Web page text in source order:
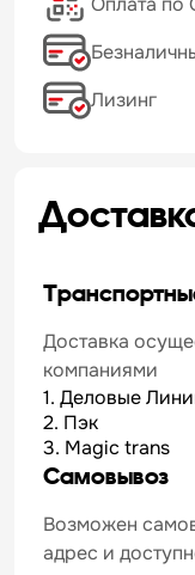
Лизинг
Доставка
компаниями
1. Деловые
2. Пэк
3. Magic trans
Самовывоз
Возможен
адрес и